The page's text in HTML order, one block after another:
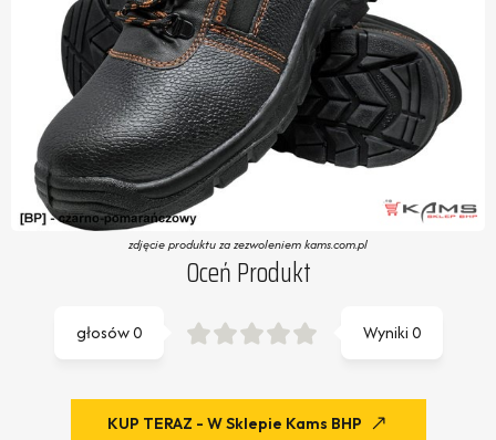
zdjęcie produktu za zezwoleniem kams.com.pl
Oceń Produkt
Wyniki0
głosów0
KUP TERAZ - W Sklepie Kams BHP